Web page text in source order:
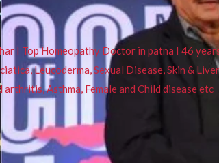
I Top Homeopathy Doctor in patna I 46
Leucoderma, Sexual Disease, Skin &
Asthma, Female and Child disease etc